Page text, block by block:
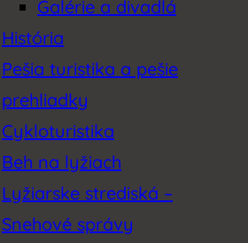
Galérie a divadlá
História
Pešia turistika a pešie
prehliadky
Cykloturistika
Beh na lyžiach
Lyžiarske strediská –
Snehové správy